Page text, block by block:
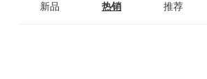
新品 热销 推荐